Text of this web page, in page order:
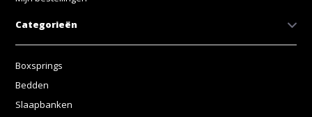
Categorieën
Boxsprings
Bedden
Slaapbanken